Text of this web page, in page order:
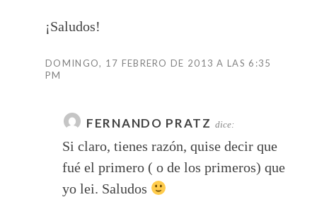
¡Saludos!
DOMINGO, 17 FEBRERO DE 2013 A LAS 6:35
PM
FERNANDO PRATZ dice:
Si claro, tienes razón, quise decir que
fué el primero ( o de los primeros) que
yo lei. Saludos